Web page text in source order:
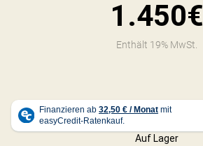
1.450€
Enthält 19% MwSt.
Auf Lager